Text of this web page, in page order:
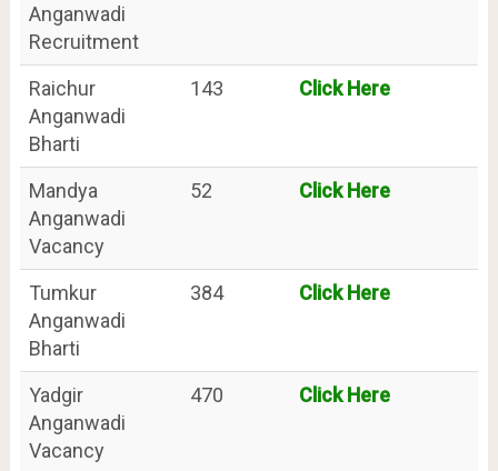
Anganwadi
Recruitment
Raichur
Anganwadi
Bharti
143 Click Here
Mandya
Anganwadi
Vacancy
52 Click Here
Tumkur
Anganwadi
Bharti
384 Click Here
Yadgir
Anganwadi
Vacancy
470 Click Here